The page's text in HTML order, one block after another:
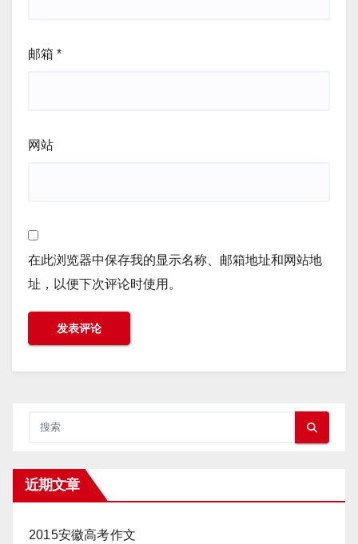
邮箱 *
网站
在此浏览器中保存我的显示名称、邮箱地址和网站地
址，以便下次评论时使用。
近期文章
2015安徽高考作文